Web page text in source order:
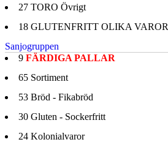
27 TORO Övrigt
18 GLUTENFRITT OLIKA VAROR
Sanjogruppen
9 FÄRDIGA PALLAR
65 Sortiment
53 Bröd - Fikabröd
30 Gluten - Sockerfritt
24 Kolonialvaror